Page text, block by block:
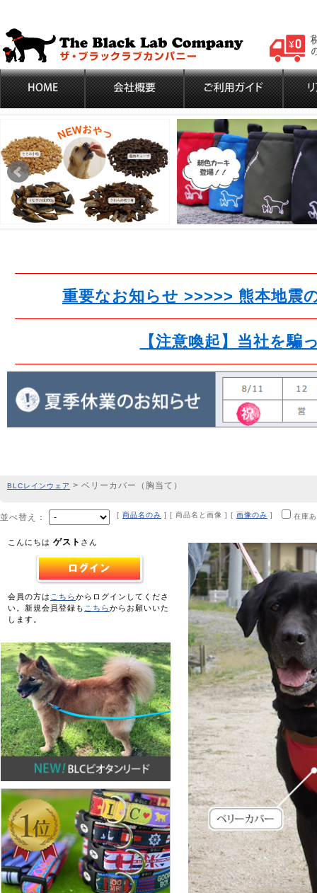
重要なお知らせ >>>>> 熊本地震
【注意喚起】当社を
BLCレインウェア > ベリーカバー（胸当て）
並べ替え： [ 商品名のみ ] [ 商品名と画像 ] [ 画像のみ ] 在庫
こんにちは ゲスト さん
会員の方は こちらからログインしてくださ
い。新規会員登録も こちらからお願いいた
します。